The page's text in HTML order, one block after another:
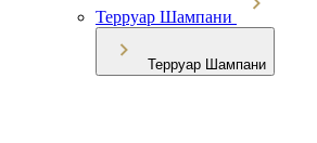
Терруар Шампани
Терруар Шампани